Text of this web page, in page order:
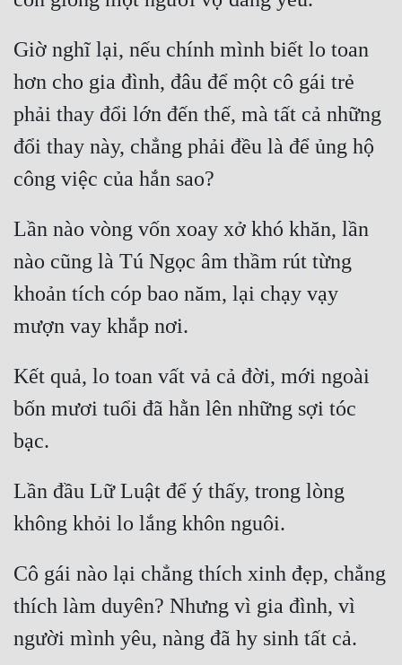
Mỹ Thực
Ngôn Tình
Ngược
Nữ Cường
Nữ Phụ
Phong Thủy - Tâm Linh
Phương Tây
Phản Phái
Quan Trường
Quân Sự
Sảng Văn
Sắc
Sủng
Tiên Hiệp
Trinh Thám
Giờ nghĩ lại, nếu chính mình biết lo toan
hơn cho gia đình, đâu để một cô gái trẻ
phải thay đổi lớn đến thế, mà tất cả những
đổi thay này, chẳng phải đều là để ủng hộ
Lần nào vòng vốn xoay xở khó khăn, lần
nào cũng là Tú Ngọc âm thầm rút từng
khoản tích cóp bao năm, lại chạy vạy
Kết quả, lo toan vất vả cả đời, mới ngoài
bốn mươi tuổi đã hằn lên những sợi tóc
Lần đầu Lữ Luật để ý thấy, trong lòng
Cô gái nào lại chẳng thích xinh đẹp, chẳng
thích làm duyên? Nhưng vì gia đình, vì